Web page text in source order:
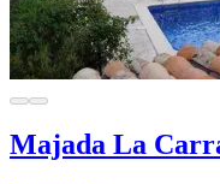
Majada La